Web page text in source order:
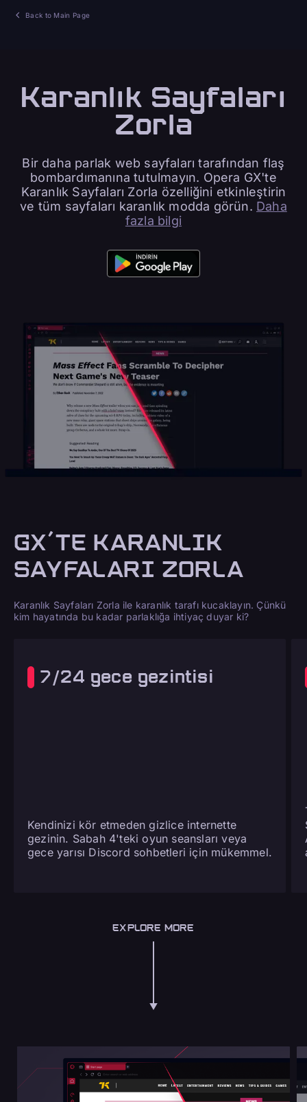
Back to Main Page
Karanlık Sayfaları
Zorla
Bir daha parlak web sayfaları tarafından flaş
bombardımanına tutulmayın. Opera GX'te
Karanlık Sayfaları Zorla özelliğini etkinleştirin
ve tüm sayfaları karanlık modda görün. Daha
fazla bilgi
GX'TE KARANLIK
SAYFALARI ZORLA
Karanlık Sayfaları Zorla ile karanlık tarafı kucaklayın. Çünkü
kim hayatında bu kadar parlaklığa ihtiyaç duyar ki?
7/24 gece gezintisi
Kendinizi kör etmeden gizlice internette
gezinin. Sabah 4'teki oyun seansları veya
gece yarısı Discord sohbetleri için mükemmel.
EXPLORE MORE